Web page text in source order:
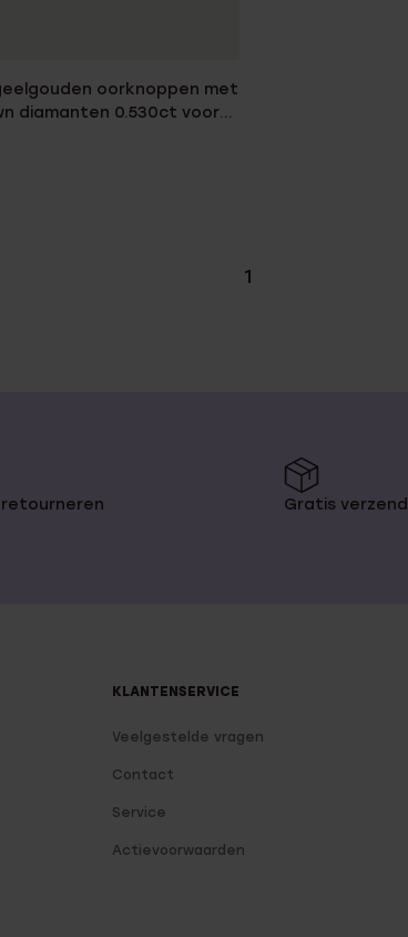
oorknoppen met
diamanten 0.530ct voor
1
retourneren Gratis
KLANTENSERVICE
Veelgestelde vragen
Contact
Service
Actievoorwaarden